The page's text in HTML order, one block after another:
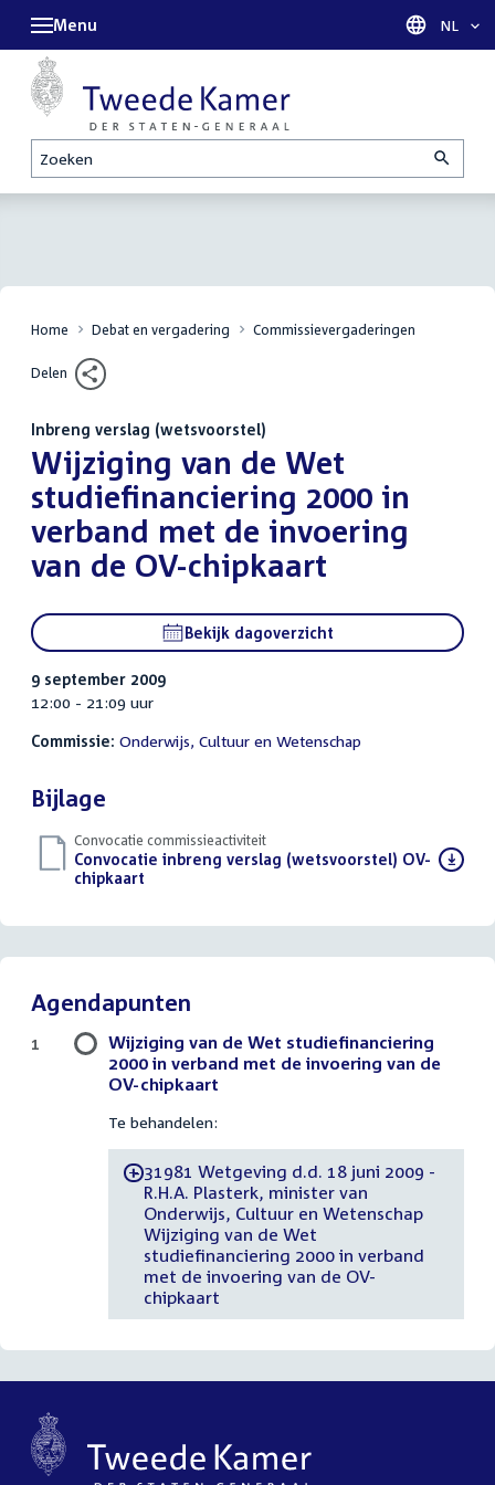
Zoeken
Menu Taal
NL
Home Debat en vergadering Commissievergaderingen
Delen
Inbreng verslag (wetsvoorstel)
:Wijziging van de Wet
studiefinanciering 2000 in
verband met de invoering
van de OV-chipkaart
Bekijk dagoverzicht
9 september 2009
12:00 - 21:09 uur
Commissie: Onderwijs, Cultuur en Wetenschap
Bijlage
Convocatie commissieactiviteit
Download
bestand:
Convocatie inbreng verslag (wetsvoorstel) OV-
chipkaart
Agendapunten
Wijziging van de Wet studiefinanciering
2000 in verband met de invoering van de
OV-chipkaart
Te behandelen:
-31981 Wetgeving d.d. 18 juni 2009 -
R.H.A. Plasterk, minister van
Onderwijs, Cultuur en Wetenschap
Wijziging van de Wet
studiefinanciering 2000 in verband
met de invoering van de OV-
chipkaart
1